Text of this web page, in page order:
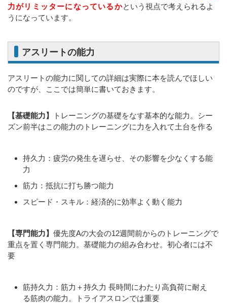
力がリミッターになっているかという視点で考えられるよ
うになっています。
アスリートの能力
アスリートの能力に関しての詳細は実際に本を読んでほしい
のですが、ここでは簡単に書いておきます。
【基礎能力】
トレーニングの基礎をなす基本的な能力。シー
ズン前半はこの能力のトレーニングに力を入れて土台を作る
持久力：疲労の発生を遅らせ、その影響を少なくする能
力
筋力：抵抗に打ち勝つ能力
スピード・スキル：経済的に効率よく動く能力
【専門能力】 優先度Aの大会の12週間前からのトレーニングで
重点を置く専門能力。基礎能力の組み合わせ。初心者には不
要
筋持久力：筋力＋持久力 長時間にわたり高負荷に耐え
る筋肉の能力。トライアスロンでは重要